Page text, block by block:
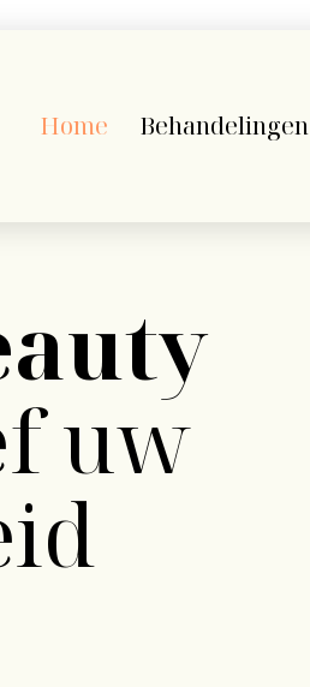
Home Behandelingen
uw